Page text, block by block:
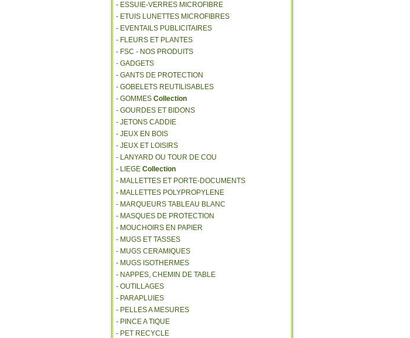
- ESSUIE-VERRES MICROFIBRE
- ETUIS LUNETTES MICROFIBRES
- EVENTAILS PUBLICITAIRES
- FLEURS ET PLANTES
- FSC - NOS PRODUITS
- GADGETS
- GANTS DE PROTECTION
- GOBELETS REUTILISABLES
- GOMMES Collection
- GOURDES ET BIDONS
- JETONS CADDIE
- JEUX EN BOIS
- JEUX ET LOISIRS
- LANYARD OU TOUR DE COU
- LIEGE Collection
- MALLETTES ET PORTE-DOCUMENTS
- MALLETTES POLYPROPYLENE
- MARQUEURS TABLEAU BLANC
- MASQUES DE PROTECTION
- MOUCHOIRS EN PAPIER
- MUGS ET TASSES
- MUGS CERAMIQUES
- MUGS ISOTHERMES
- NAPPES, CHEMIN DE TABLE
- OUTILLAGES
- PARAPLUIES
- PELLES A MESURES
- PINCE A TIQUE
- PET RECYCLE